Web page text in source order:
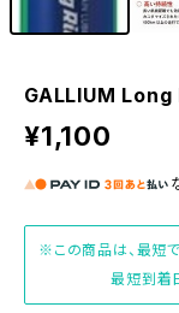
GALLIUM
¥1,100
※この商品は、最短
最短到着